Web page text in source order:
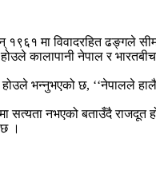
मा विवादरहित ढङ्गले
कालापानी नेपाल र
भन्नुभएको छ, ‘‘नेपालले
नभएको बताउँदै
।